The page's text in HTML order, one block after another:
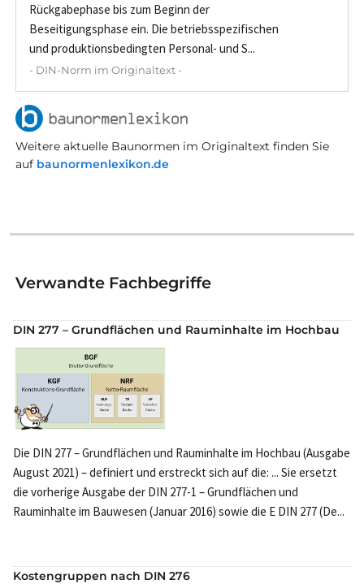
Rückgabephase bis zum Beginn der
Beseitigungsphase ein. Die betriebsspezifischen
und produktionsbedingten Personal- und S...
- DIN-Norm im Originaltext -
Weitere aktuelle Baunormen im Originaltext finden Sie
auf baunormenlexikon.de
Verwandte Fachbegriffe
DIN 277 – Grundflächen und Rauminhalte im Hochbau
Die DIN 277 – Grundflächen und Rauminhalte im Hochbau (Ausgabe
August 2021) – definiert und erstreckt sich auf die: ... Sie ersetzt
die vorherige Ausgabe der DIN 277-1 – Grundflächen und
Rauminhalte im Bauwesen (Januar 2016) sowie die E DIN 277 (De...
Kostengruppen nach DIN 276